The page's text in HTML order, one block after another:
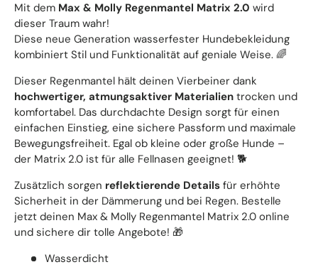
Mit dem Max & Molly Regenmantel Matrix 2.0 wird
dieser Traum wahr!
Diese neue Generation wasserfester Hundebekleidung
kombiniert Stil und Funktionalität auf geniale Weise. 🌈
Dieser Regenmantel hält deinen Vierbeiner dank
hochwertiger, atmungsaktiver Materialien trocken und
komfortabel. Das durchdachte Design sorgt für einen
einfachen Einstieg, eine sichere Passform und maximale
Bewegungsfreiheit. Egal ob kleine oder große Hunde –
der Matrix 2.0 ist für alle Fellnasen geeignet! 🐕
Zusätzlich sorgen reflektierende Details für erhöhte
Sicherheit in der Dämmerung und bei Regen. Bestelle
jetzt deinen Max & Molly Regenmantel Matrix 2.0 online
und sichere dir tolle Angebote! 🎁
Wasserdicht